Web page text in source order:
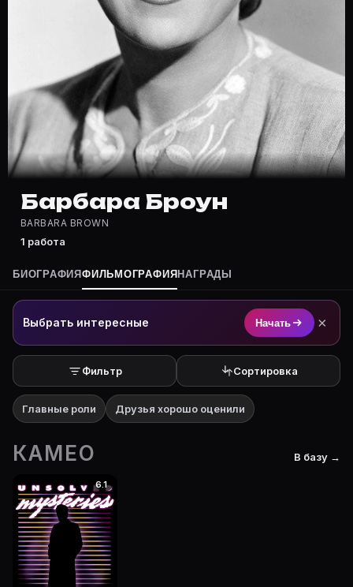
Где снимался Барбара Броун?
Фильмография Барбара Броун — на Movie Planner:
Какие фильмы снимал(а) Барбара Броун?
Полный список — на Movie Planner: https://movie-
Кто такой(ая) Барбара Броун?
Барбара Броун — актёр. Биография и роли на
Где открыть фильмографию Барбара Броун?
На Movie Planner: https://movie-planner.ru/s/7177618
Барбара Броун
BARBARA BROWN
1 работа
БИОГРАФИЯФИЛЬМОГРАФИЯ НАГРАДЫ
Выбрать интересные Начать ×
Фильтр Сортировка
Главные роли Друзья хорошо оценили
КАМЕО В базу →
6.1